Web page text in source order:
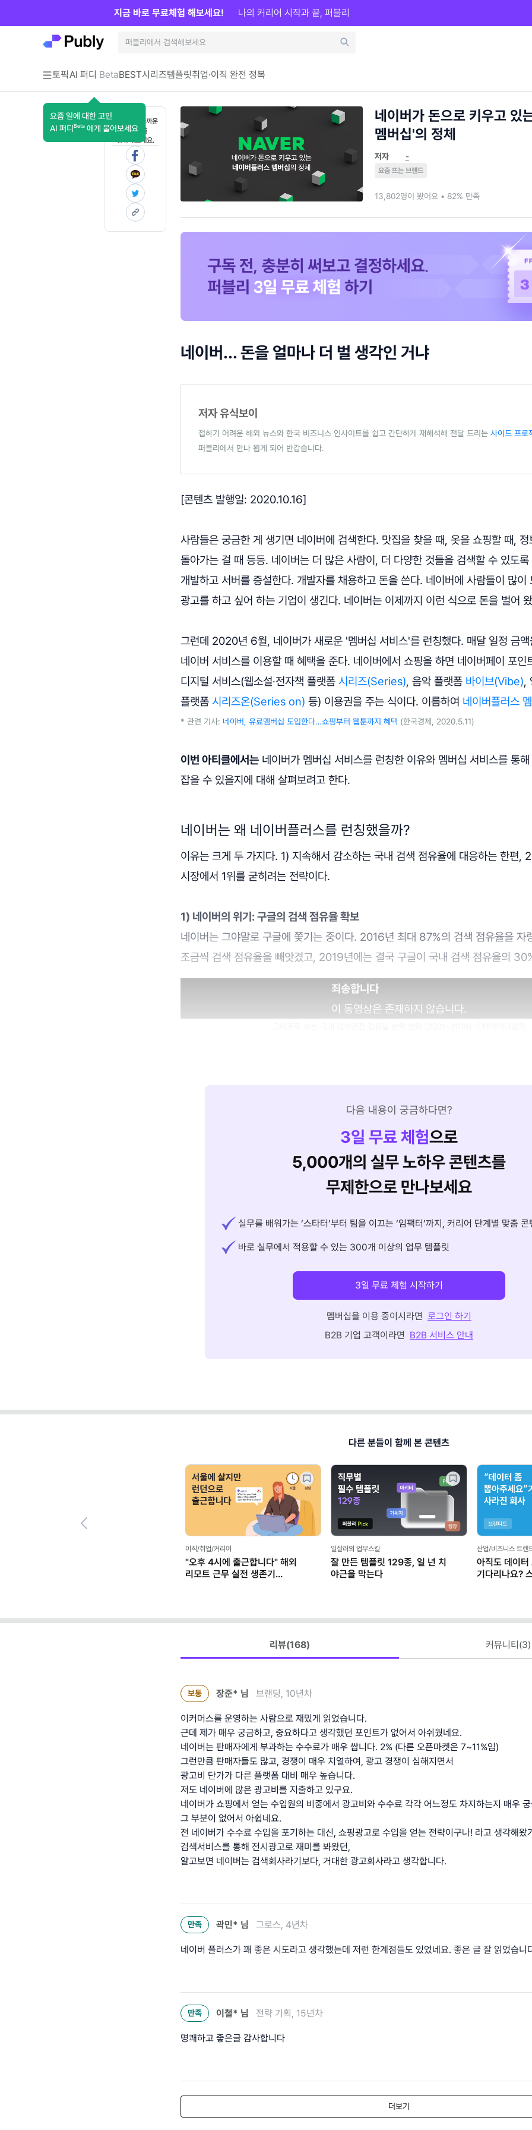
토픽AI 퍼디 Beta
요즘 일에 대한 고민
AI 퍼디 Beta 에게 물어보세요
BEST시리즈템플릿취업·이직 완전 정복
지금 바로 무료체험 해보세요! 나의 커리어 시작과 끝, 퍼블리
혼자 보기 아까운
콘텐츠를
공유해보세요.
네이버가 돈으로 키우고 있
멤버십'의 정체
저자 -
요즘 뜨는 브랜드
13,802명이 봤어요 • 82% 만족
네이버... 돈을 얼마나 더 벌 생각인 거냐
저자 유식보이
접하기 어려운 해외 뉴스와 한국 비즈니스 인사이트를 쉽고 간단하게 재해석해 전달 드리는 사이드 프로
퍼블리에서 만나 뵙게 되어 반갑습니다.
[콘텐츠 발행일: 2020.10.16]
사람들은 궁금한 게 생기면 네이버에 검색한다. 맛집을 찾을 때, 옷을 쇼핑할 때,
돌아가는 걸 때 등등. 네이버는 더 많은 사람이, 더 다양한 것들을 검색할 수 있도록
개발하고 서버를 증설한다. 개발자를 채용하고 돈을 쓴다. 네이버에 사람들이 많이
광고를 하고 싶어 하는 기업이 생긴다. 네이버는 이제까지 이런 식으로 돈을 벌어
그런데 2020년 6월, 네이버가 새로운 '멤버십 서비스'를 런칭했다. 매달 일정 금액
네이버 서비스를 이용할 때 혜택을 준다. 네이버에서 쇼핑을 하면 네이버페이 포인
디지털 서비스(웹소설·전자책 플랫폼 시리즈(Series), 음악 플랫폼 바이브(Vibe),
플랫폼 시리즈온(Series on) 등) 이용권을 주는 식이다. 이름하여 네이버플러스
* 관련 기사: 네이버, 유료멤버십 도입한다…쇼핑부터 웹툰까지 혜택 (한국경제, 2020.5.11)
이번 아티클에서는 네이버가 멤버십 서비스를 런칭한 이유와 멤버십 서비스를 통
잡을 수 있을지에 대해 살펴보려고 한다.
네이버는 왜 네이버플러스를 런칭했을까?
이유는 크게 두 가지다. 1) 지속해서 감소하는 국내 검색 점유율에 대응하는 한편,
시장에서 1위를 굳히려는 전략이다.
1) 네이버의 위기: 구글의 검색 점유율 확보
네이버는 그야말로 구글에 쫓기는 중이다. 2016년 최대 87%의 검색 점유율을 자
조금씩 검색 점유율을 빼앗겼고, 2019년에는 결국 구글이 국내 검색 점유율의
죄송합니다
이 동영상은 존재하지 않습니다.
다음 내용이 궁금하다면?
3일 무료 체험으로
5,000개의 실무 노하우 콘텐츠를
무제한으로 만나보세요
실무를 배워가는 ‘스타터’부터 팀을 이끄는 ‘임팩터’까지, 커리어 단계별 맞춤 콘
바로 실무에서 적용할 수 있는 300개 이상의 업무 템플릿
3일 무료 체험 시작하기
멤버십을 이용 중이시라면 로그인 하기
B2B 기업 고객이라면 B2B 서비스 안내
다른 분들이 함께 본 콘텐츠
이직/취업/커리어
"오후 4시에 출근합니다" 해외
리모트 근무 실전 생존기
일잘러의 업무스킬
잘 만든 템플릿 129종, 일 년 치
야근을 막는다
산업/비즈니스 트렌
아직도 데이터
기다리나요?
리뷰(168) 커뮤니티(3)
보통 장준* 님 브랜딩, 10년차
이커머스를 운영하는 사람으로 재밌게 읽었습니다.
근데 제가 매우 궁금하고, 중요하다고 생각했던 포인트가 없어서 아쉬웠네요.
네이버는 판매자에게 부과하는 수수료가 매우 쌉니다. 2% (다른 오픈마켓은 7~11%임)
그런만큼 판매자들도 많고, 경쟁이 매우 치열하여, 광고 경쟁이 심해지면서
광고비 단가가 다른 플랫폼 대비 매우 높습니다.
저도 네이버에 많은 광고비를 지출하고 있구요.
네이버가 쇼핑에서 얻는 수입원의 비중에서 광고비와 수수료 각각 어느정도 차지하는지 매우
그 부분이 없어서 아쉽네요.
전 네이버가 수수료 수입을 포기하는 대신, 쇼핑광고로 수입을 얻는 전략이구나! 라고 생각해왔
검색서비스를 통해 전시광고로 재미를 봐왔던,
알고보면 네이버는 검색회사라기보다, 거대한 광고회사라고 생각합니다.
만족 곽민* 님 그로스, 4년차
네이버 플러스가 꽤 좋은 시도라고 생각했는데 저런 한계점들도 있었네요. 좋은 글 잘 읽었습니
만족 이철* 님 전략 기획, 15년차
명쾌하고 좋은글 감사합니다
더보기